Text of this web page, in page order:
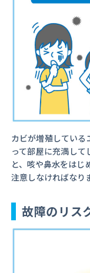
カビが増殖している
って部屋に充満し
と、咳や鼻水をはじ
注意しなければなり
故障のリス